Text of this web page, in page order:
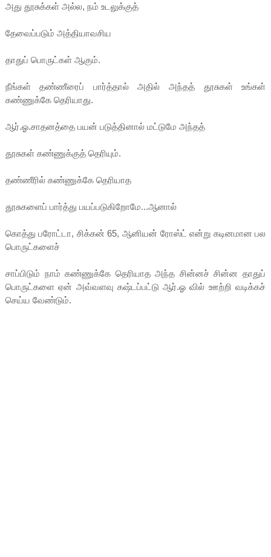
அது தூசுக்கள் அல்ல, நம் உடலுக்குத்
தேவைப்படும் அத்தியாவசிய
தாதுப் பொருட்கள் ஆகும்.
நீங்கள் தண்ணீரைப் பார்த்தால் அதில் அந்தத் தூசுகள் உங்கள்
கண்ணுக்கே தெரியாது.
ஆர்.ஓ.சாதனத்தை பயன் படுத்தினால் மட்டுமே அந்தத்
தூசுகள் கண்ணுக்குத் தெரியும்.
தண்ணீரில் கண்ணுக்கே தெரியாத
தூசுகளைப் பார்த்து பயப்படுகிறோமே...ஆனால்
கொத்து பரோட்டா, சிக்கன் 65, ஆனியன் ரோஸ்ட் என்று கடினமான பல
பொருட்களைச்
சாப்பிடும் நாம் கண்ணுக்கே தெரியாத அந்த சின்னச் சின்ன தாதுப்
பொருட்களை ஏன் அவ்வளவு கஷ்டப்பட்டு ஆர்.ஓ வில் ஊற்றி வடிக்கச்
செய்ய வேண்டும்.